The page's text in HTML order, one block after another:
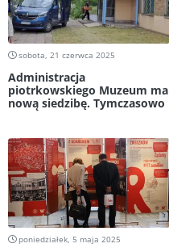
sobota, 21 czerwca 2025
Administracja
piotrkowskiego Muzeum ma
nową siedzibę. Tymczasowo
poniedziałek, 5 maja 2025